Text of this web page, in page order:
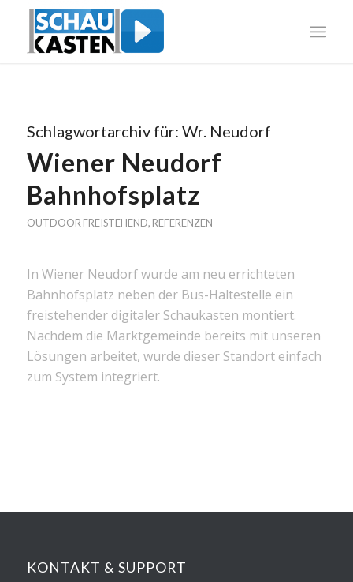
Schlagwortarchiv für: Wr. Neudorf
Wiener Neudorf
Bahnhofsplatz
OUTDOOR FREISTEHEND, REFERENZEN
In Wiener Neudorf wurde am neu errichteten
Bahnhofsplatz neben der Bus-Haltestelle ein
freistehender digitaler Schaukasten montiert.
Nachdem die Marktgemeinde bereits mit unseren
Lösungen arbeitet, wurde dieser Standort einfach
zum System integriert.
KONTAKT & SUPPORT